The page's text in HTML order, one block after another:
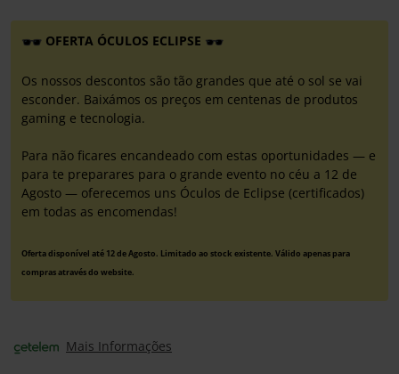
OFERTA ÓCULOS ECLIPSE
Os nossos descontos são tão grandes que até o sol se vai
esconder. Baixámos os preços em centenas de produtos
gaming e tecnologia.
Para não ficares encandeado com estas oportunidades — e
para te preparares para o grande evento no céu a 12 de
Agosto — oferecemos uns Óculos de Eclipse (certificados)
em todas as encomendas!
Oferta disponível até 12 de Agosto. Limitado ao stock existente. Válido apenas para
compras através do website.
Mais Informações